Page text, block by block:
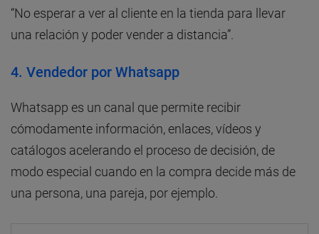
“No esperar a ver al cliente en la tienda para llevar
una relación y poder vender a distancia”.
4. Vendedor por Whatsapp
Whatsapp es un canal que permite recibir
cómodamente información, enlaces, vídeos y
catálogos acelerando el proceso de decisión, de
modo especial cuando en la compra decide más de
una persona, una pareja, por ejemplo.